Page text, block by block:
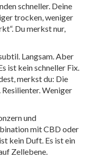
schneller. Deine
trocken, weniger
Du merkst nur,
Langsam. Aber
ist kein schneller Fix.
merkst du: Die
Weniger
und
mit CBD oder
kein Duft. Es ist ein
Zellebene.